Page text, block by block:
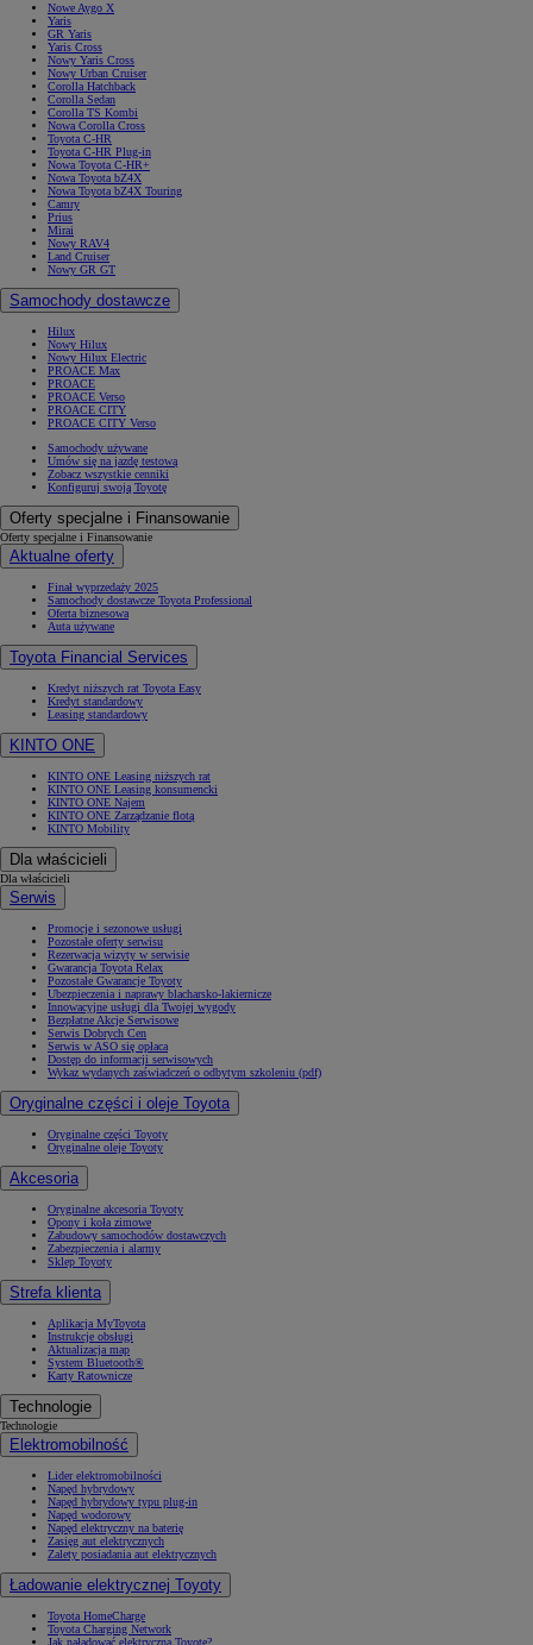
Nowe Aygo X
Yaris
GR Yaris
Yaris Cross
Nowy Yaris Cross
Nowy Urban Cruiser
Corolla Hatchback
Corolla Sedan
Corolla TS Kombi
Nowa Corolla Cross
Toyota C-HR
Toyota C-HR Plug-in
Nowa Toyota C-HR+
Nowa Toyota bZ4X
Nowa Toyota bZ4X Touring
Camry
Prius
Mirai
Nowy RAV4
Land Cruiser
Nowy GR GT
Samochody dostawcze
Hilux
Nowy Hilux
Nowy Hilux Electric
PROACE Max
PROACE
PROACE Verso
PROACE CITY
PROACE CITY Verso
Samochody używane
Umów się na jazdę testową
Zobacz wszystkie cenniki
Konfiguruj swoją Toyotę
Oferty specjalne i Finansowanie
Oferty specjalne i Finansowanie
Aktualne oferty
Finał wyprzedaży 2025
Samochody dostawcze Toyota Professional
Oferta biznesowa
Auta używane
Toyota Financial Services
Kredyt niższych rat Toyota Easy
Kredyt standardowy
Leasing standardowy
KINTO ONE
KINTO ONE Leasing niższych rat
KINTO ONE Leasing konsumencki
KINTO ONE Najem
KINTO ONE Zarządzanie flotą
KINTO Mobility
Dla właścicieli
Dla właścicieli
Serwis
Promocje i sezonowe usługi
Pozostałe oferty serwisu
Rezerwacja wizyty w serwisie
Gwarancja Toyota Relax
Pozostałe Gwarancje Toyoty
Ubezpieczenia i naprawy blacharsko-lakiernicze
Innowacyjne usługi dla Twojej wygody
Bezpłatne Akcje Serwisowe
Serwis Dobrych Cen
Serwis w ASO się opłaca
Dostęp do informacji serwisowych
Wykaz wydanych zaświadczeń o odbytym szkoleniu (pdf)
Oryginalne części i oleje Toyota
Oryginalne części Toyoty
Oryginalne oleje Toyoty
Akcesoria
Oryginalne akcesoria Toyoty
Opony i koła zimowe
Zabudowy samochodów dostawczych
Zabezpieczenia i alarmy
Sklep Toyoty
Strefa klienta
Aplikacja MyToyota
Instrukcje obsługi
Aktualizacja map
System Bluetooth®
Karty Ratownicze
Technologie
Technologie
Elektromobilność
Lider elektromobilności
Napęd hybrydowy
Napęd hybrydowy typu plug-in
Napęd wodorowy
Napęd elektryczny na baterię
Zasięg aut elektrycznych
Zalety posiadania aut elektrycznych
Ładowanie elektrycznej Toyoty
Toyota HomeCharge
Toyota Charging Network
Jak naładować elektryczną Toyotę?